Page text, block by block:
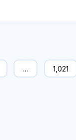
… 1,021